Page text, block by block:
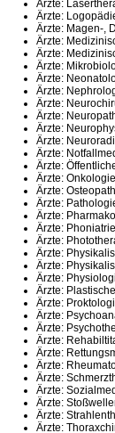
Ärzte:
Ärzte:
Ärzte: Magen-,
Ärzte:
Ärzte:
Ärzte:
Ärzte:
Ärzte:
Ärzte:
Ärzte:
Ärzte:
Ärzte:
Ärzte:
Ärzte:
Ärzte: Onkologie
Ärzte:
Ärzte:
Ärzte:
Ärzte:
Ärzte:
Ärzte:
Ärzte:
Ärzte:
Ärzte:
Ärzte:
Ärzte:
Ärzte:
Ärzte:
Ärzte:
Ärzte:
Ärzte:
Ärzte:
Ärzte:
Ärzte:
Ärzte: